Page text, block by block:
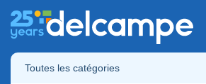
Toutes les catégories